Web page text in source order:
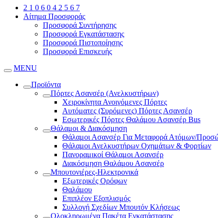
2 1 0 6 0 4 2 5 6 7
Αίτημα Προσφοράς
Προσφορά Συντήρησης
Προσφορά Εγκατάστασης
Προσφορά Πιστοποίησης
Προσφορά Επισκευής
MENU
Προϊόντα
Πόρτες Ασανσέρ (Ανελκυστήρων)
Χειροκίνητα Ανοιγόμενες Πόρτες
Αυτόματες (Συρόμενες) Πόρτες Ασανσέρ
Εσωτερικές Πόρτες Θαλάμου Ασανσέρ Bus
Θάλαμοι & Διακόσμηση
Θάλαμοι Ασανσέρ Για Μεταφορά Ατόμων/
Θάλαμοι Ανελκυστήρων Οχημάτων & Φορτίων
Πανοραμικοί Θάλαμοι Ασανσέρ
Διακόσμηση Θαλάμου Ασανσέρ
Μπουτονιέρες-Ηλεκτρονικά
Εξωτερικές Ορόφων
Θαλάμου
Επιπλέον Εξοπλισμός
Συλλογή Σχεδίων Μπουτόν Κλήσεως
Ολοκληρωμένα Πακέτα Εγκατάστασης